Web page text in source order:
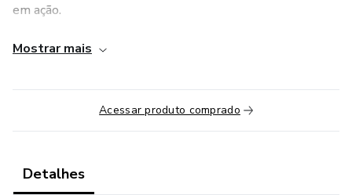
em ação.
Não importa se você é uma designer iniciante ou já tem
adapta a qualquer nível de habilidade.
Com o meu e-book, você vai ter mais confiança e
motivação.
Mostrar mais
Acessar produto comprado
Detalhes